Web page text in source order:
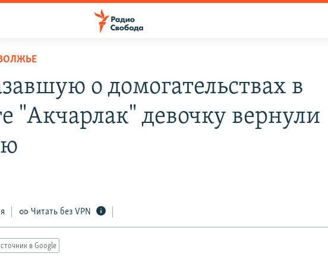
о домогательствах в
"Акчарлак" девочку вернули
Читать без VPN
в Google